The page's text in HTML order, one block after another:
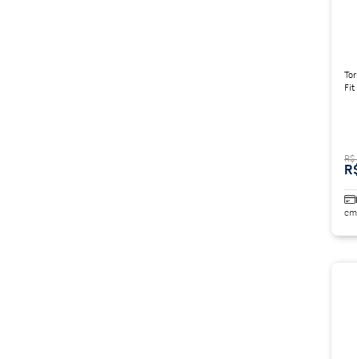
Fit
R$